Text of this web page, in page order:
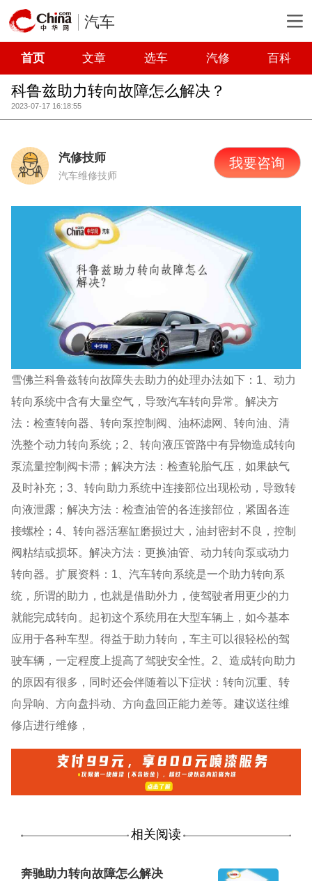
汽车
首页 文章 选车 汽修 百科
科鲁兹助力转向故障怎么解决？
2023-07-17 16:18:55
汽修技师
汽车维修技师
我要咨询
雪佛兰科鲁兹转向故障失去助力的处理办法如下：1、动力
转向系统中含有大量空气，导致汽车转向异常。解决方
法：检查转向器、转向泵控制阀、油杯滤网、转向油、清
洗整个动力转向系统；2、转向液压管路中有异物造成转向
泵流量控制阀卡滞；解决方法：检查轮胎气压，如果缺气
及时补充；3、转向助力系统中连接部位出现松动，导致转
向液泄露；解决方法：检查油管的各连接部位，紧固各连
接螺栓；4、转向器活塞缸磨损过大，油封密封不良，控制
阀粘结或损坏。解决方法：更换油管、动力转向泵或动力
转向器。扩展资料：1、汽车转向系统是一个助力转向系
统，所谓的助力，也就是借助外力，使驾驶者用更少的力
就能完成转向。起初这个系统用在大型车辆上，如今基本
应用于各种车型。得益于助力转向，车主可以很轻松的驾
驶车辆，一定程度上提高了驾驶安全性。2、造成转向助力
的原因有很多，同时还会伴随着以下症状：转向沉重、转
向异响、方向盘抖动、方向盘回正能力差等。建议送往维
修店进行维修，
相关阅读
奔驰助力转向故障怎么解决